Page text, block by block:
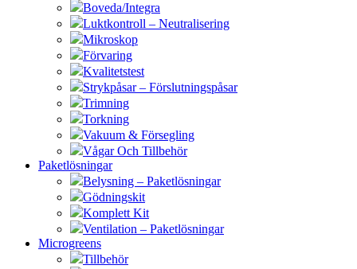
Boveda/Integra
Luktkontroll – Neutralisering
Mikroskop
Förvaring
Kvalitetstest
Strykpåsar – Förslutningspåsar
Trimning
Torkning
Vakuum & Försegling
Vågar Och Tillbehör
Paketlösningar
Belysning – Paketlösningar
Gödningskit
Komplett Kit
Ventilation – Paketlösningar
Microgreens
Tillbehör